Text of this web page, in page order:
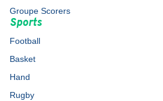
Groupe Scorers
Sports
Football
Basket
Hand
Rugby